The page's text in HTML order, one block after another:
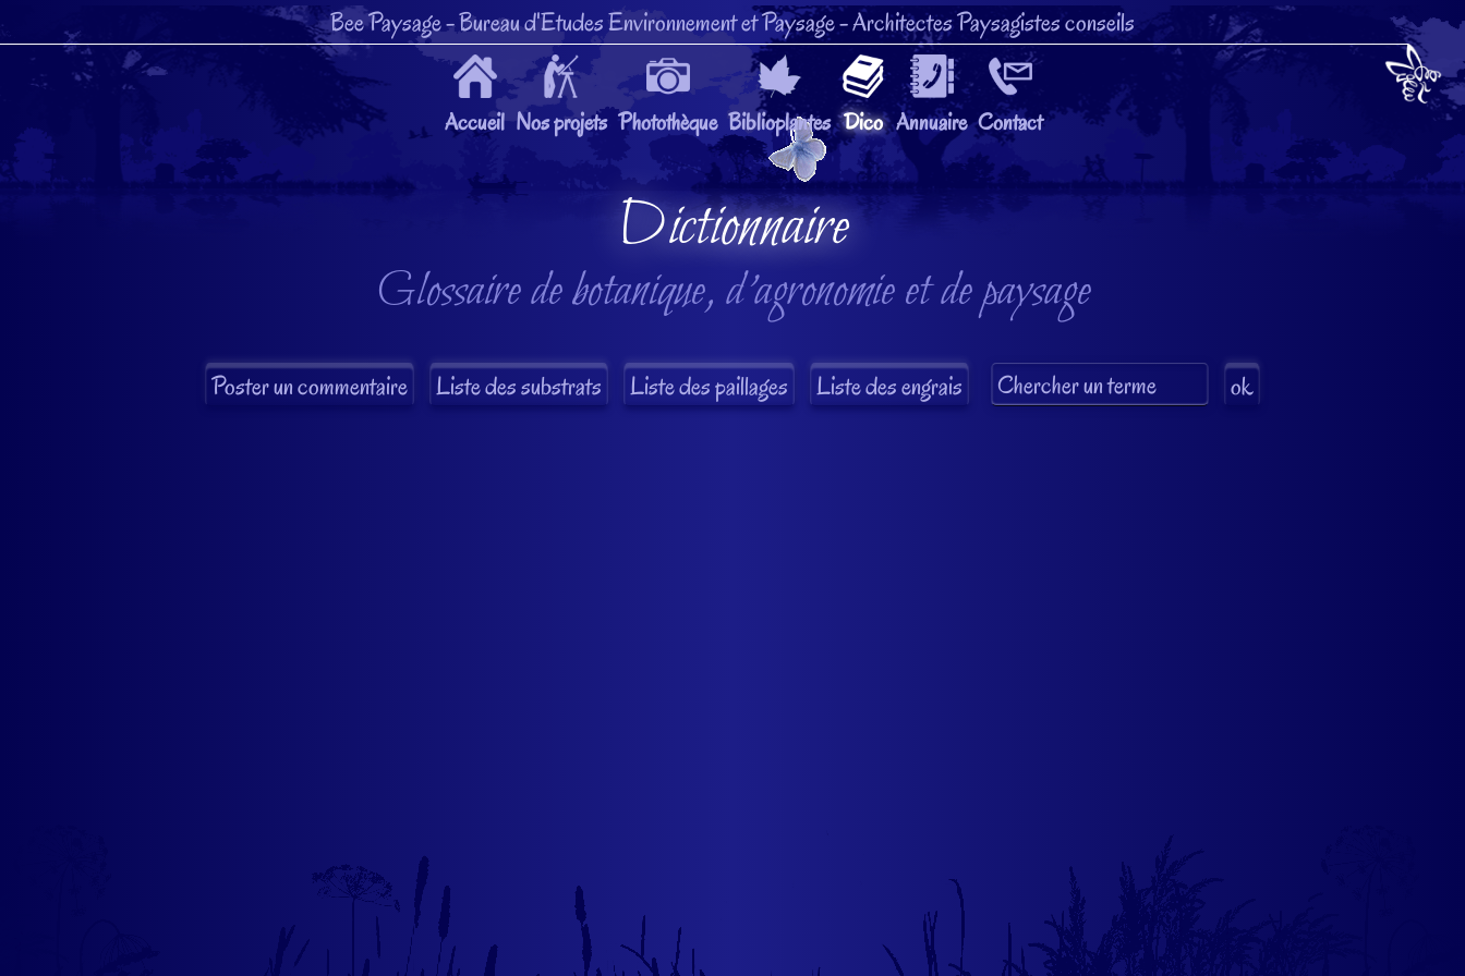
Bee Paysage- Bureau d'Etudes Environnement et Paysage- Architectes Paysagistes conseils
Accueil Nos projets Photothèque Biblioplantes Dico Annuaire Contact
Dictionnaire
Glossaire de botanique, d'agronomie et de paysage
Liste des substrats Liste des paillages Liste des engrais